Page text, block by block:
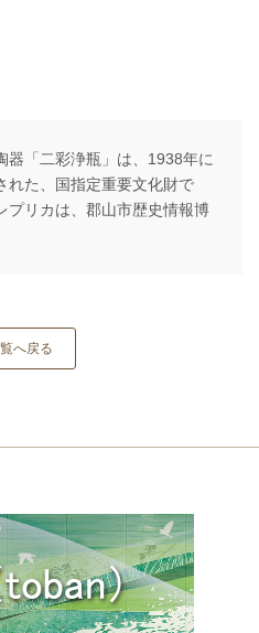
「二彩浄瓶」は、 1938年に
れた、国指定重要文化財で
プリカは、郡山市歴史情報博
へ戻る